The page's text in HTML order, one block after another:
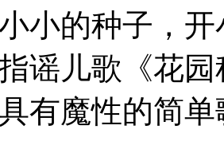
小的种子，
谣儿歌《花
有魔性的简